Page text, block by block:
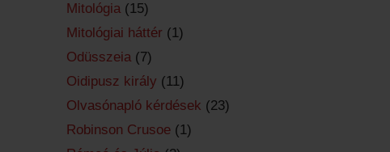
Mitológia (15)
Mitológiai háttér (1)
Odüsszeia (7)
Oidipusz király (11)
Olvasónapló kérdések (23)
Robinson Crusoe (1)